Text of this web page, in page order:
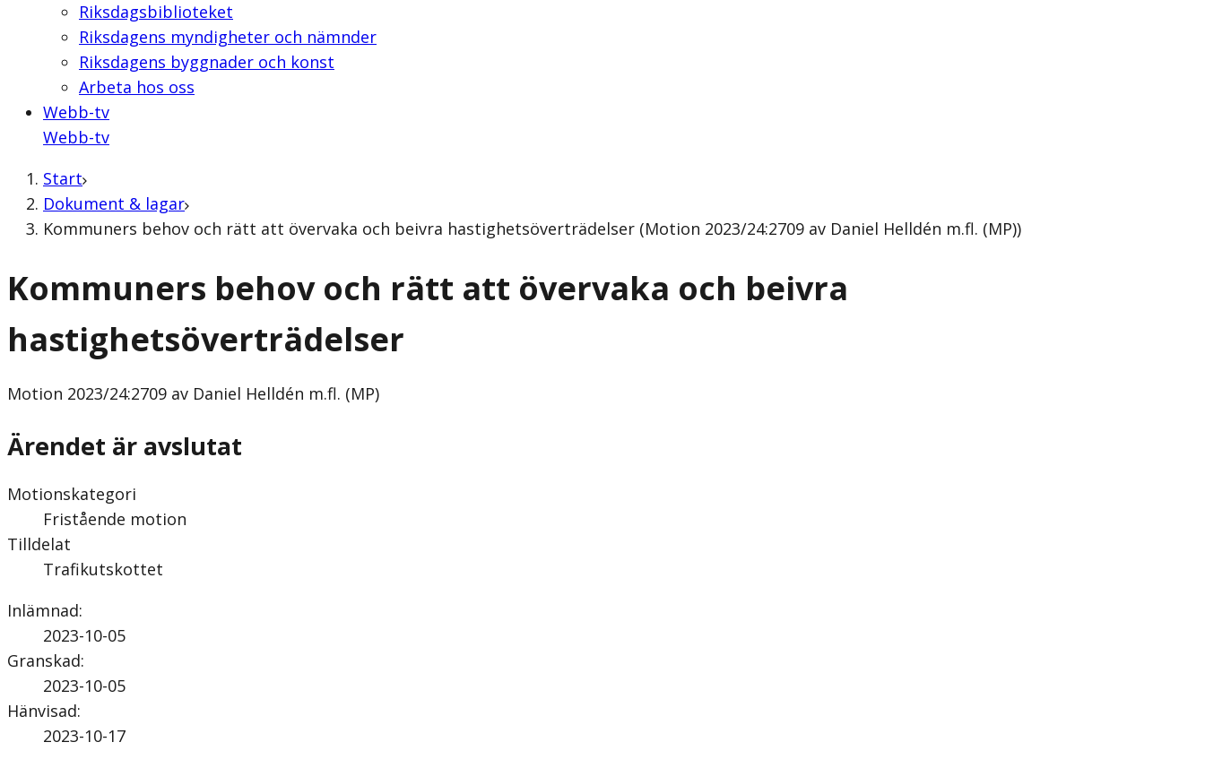
Riksdagsbiblioteket
Riksdagens myndigheter och nämnder
Riksdagens byggnader och konst
Arbeta hos oss
Webb-tv
Webb-tv
Start
Dokument & lagar
Kommuners behov och rätt att övervaka och beivra hastighetsöverträdelser (Motion 2023/24:2709 av Daniel Helldén m.fl. (MP))
Kommuners behov och rätt att övervaka och beivra
hastighetsöverträdelser
Motion 2023/24:2709 av Daniel Helldén m.fl. (MP)
Ärendet är avslutat
Motionskategori
Fristående motion
Tilldelat
Trafikutskottet
Inlämnad:
2023-10-05
Granskad:
2023-10-05
Hänvisad:
2023-10-17